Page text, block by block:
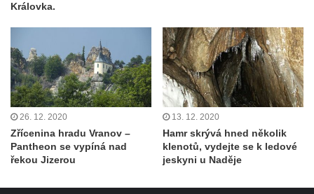
Královka.
26. 12. 2020
Zřícenina hradu Vranov –
Pantheon se vypíná nad
řekou Jizerou
13. 12. 2020
Hamr skrývá hned několik
klenotů, vydejte se k ledové
jeskyni u Naděje